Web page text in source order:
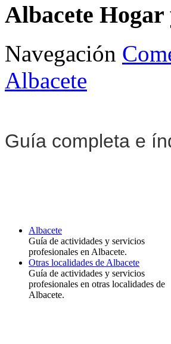
Albacete
Navegación
Albacete
Guía completa e
Albacete
Guía de actividades y servicios
profesionales en Albacete.
Otras localidades de Albacete
Guía de actividades y servicios
profesionales en otras localidades de
Albacete.